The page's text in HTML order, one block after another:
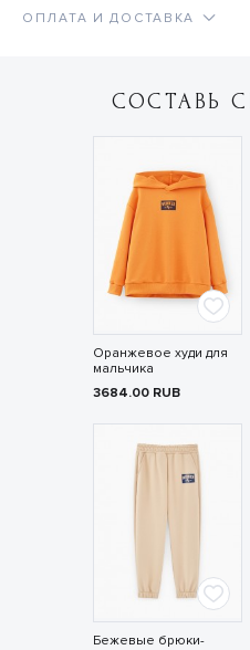
ОПЛАТА И ДОСТАВКА
СОСТАВЬ
Оранжевое худи для
мальчика
3684.00 RUB
Бежевые брюки-